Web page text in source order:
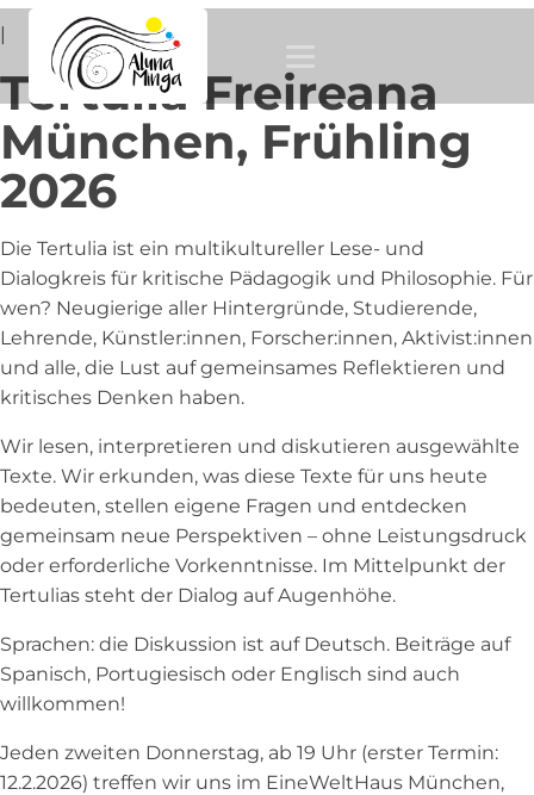
|
Tertulia Freireana
München, Frühling
2026
Die Tertulia ist ein multikultureller Lese- und
Dialogkreis für kritische Pädagogik und Philosophie. Für
wen? Neugierige aller Hintergründe, Studierende,
Lehrende, Künstler:innen, Forscher:innen, Aktivist:innen
und alle, die Lust auf gemeinsames Reflektieren und
kritisches Denken haben.
Wir lesen, interpretieren und diskutieren ausgewählte
Texte. Wir erkunden, was diese Texte für uns heute
bedeuten, stellen eigene Fragen und entdecken
gemeinsam neue Perspektiven – ohne Leistungsdruck
oder erforderliche Vorkenntnisse. Im Mittelpunkt der
Tertulias steht der Dialog auf Augenhöhe.
Sprachen: die Diskussion ist auf Deutsch. Beiträge auf
Spanisch, Portugiesisch oder Englisch sind auch
willkommen!
Jeden zweiten Donnerstag, ab 19 Uhr (erster Termin:
12.2.2026) treffen wir uns im EineWeltHaus München,